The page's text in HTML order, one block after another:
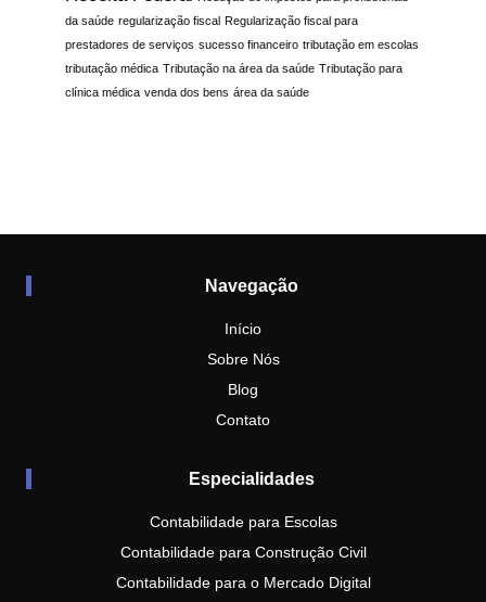
da saúde regularização fiscal Regularização fiscal para
prestadores de serviços sucesso financeiro tributação em escolas
tributação médica Tributação na área da saúde Tributação para
clínica médica venda dos bens área da saúde
Navegação
Início
Sobre Nós
Blog
Contato
Especialidades
Contabilidade para Escolas
Contabilidade para Construção Civil
Contabilidade para o Mercado Digital